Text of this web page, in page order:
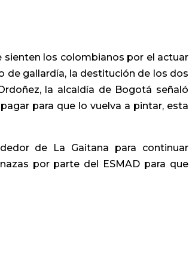
sienten los colombianos por el actuar
de gallardía, la destitución de los dos
la alcaldía de Bogotá señaló
para que lo vuelva a pintar, esta
de La Gaitana para continuar
por parte del ESMAD para que